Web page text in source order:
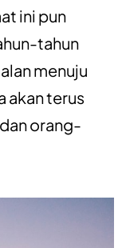
ini pun
tahun
menuju
akan terus
orang-